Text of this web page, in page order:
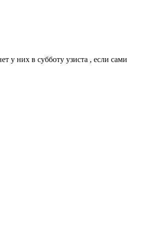
у них в субботу узиста , если сами